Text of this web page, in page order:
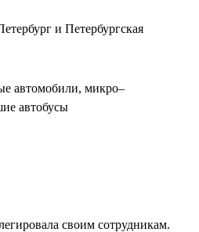
и Петербургская
автомобили, микро‒
автобусы
своим сотрудникам.